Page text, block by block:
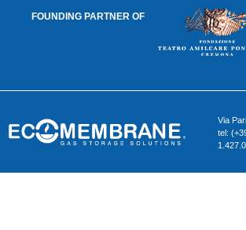
FOUNDING PARTNER OF
Via
tel: